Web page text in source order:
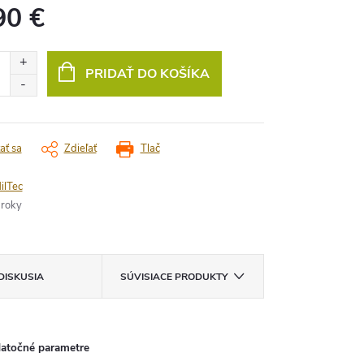
€
PRIDAŤ DO KOŠÍKA
Tlač
sa Zdieľať
SÚVISIACE PRODUKTY
parametre